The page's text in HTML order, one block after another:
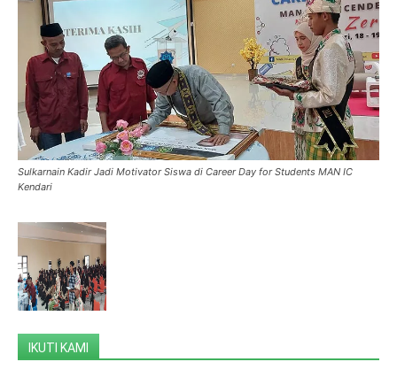
Sulkarnain Kadir Jadi Motivator Siswa di Career Day for Students MAN IC
Kendari
IKUTI KAMI